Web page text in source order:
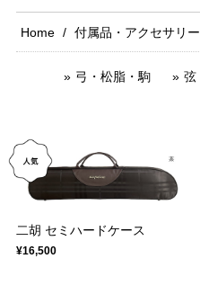
Home 付属品・アクセサリー
弓・松脂・駒 弦
二胡 セミハードケース
¥16,500